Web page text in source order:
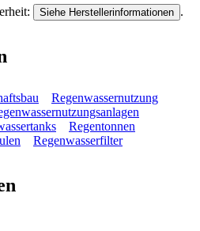
Siehe Herstellerinformationen .
Regenwassernutzung
Regentonnen
Regenwasserfilter